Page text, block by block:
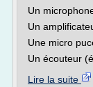
Un
Un
Une micro
Un écouteur
Lire la suite